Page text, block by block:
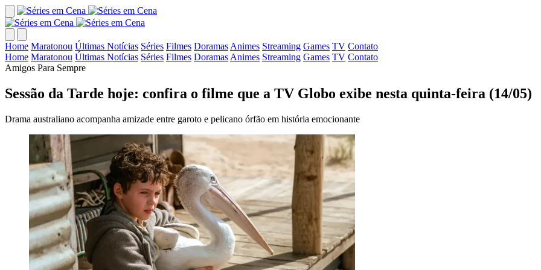
Home Maratonou Últimas Notícias Séries Filmes Doramas Animes Streaming Games TV Contato
Home Maratonou Últimas Notícias Séries Filmes Doramas Animes Streaming Games TV Contato
Amigos Para Sempre
Sessão da Tarde hoje: confira o filme que a TV Globo exibe nesta quinta-feira (14/05)
Drama australiano acompanha amizade entre garoto e pelicano órfão em história emocionante